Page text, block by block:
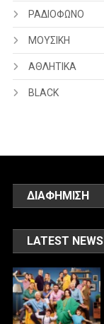
ΡΑΔΙΟΦΩΝΟ
ΜΟΥΣΙΚΗ
ΑΘΛΗΤΙΚΑ
BLACK
ΔΙΑΦΗΜΙΣΗ
LATEST NEWS